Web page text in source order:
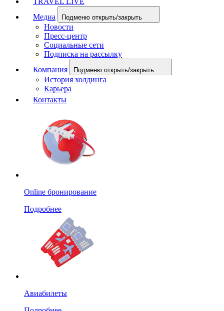
Медиа
Подменю открыть/закрыть
Новости
Пресс-центр
Социальные сети
Подписка на рассылку
Компания
Подменю открыть/закрыть
История холдинга
Карьера
Контакты
Online бронирование
Подробнее
Авиабилеты